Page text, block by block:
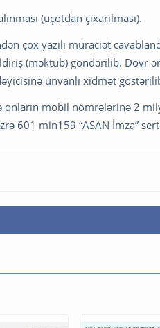
(uçotdan çıxarılması).
çox yazılı müraciət
(məktub) göndərilib. Dövr
ünvanlı xidmət
mobil nömrələrinə 2
601 min159 “ASAN İmza”